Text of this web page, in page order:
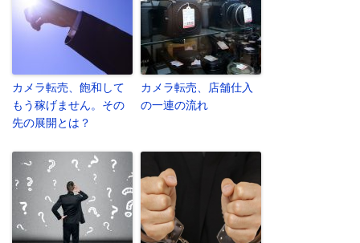
カメラ転売、飽和して
もう稼げません。その
先の展開とは？
カメラ転売、店舗仕入
の一連の流れ